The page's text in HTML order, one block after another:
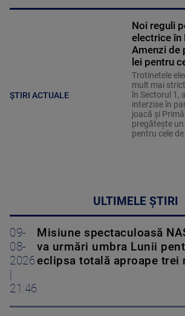
ȘTIRI ACTUALE
Noi reguli
electrice în
Amenzi de
lei pentru
Trotinetele
mult mai
în Sectorul 1,
interzise în
joacă și
pregătește
pentru cele
ULTIMELE ȘTIRI
09-
08-
2026
|
21:46
Misiune spectaculoasă
va urmări umbra Lunii
eclipsa totală aproape trei